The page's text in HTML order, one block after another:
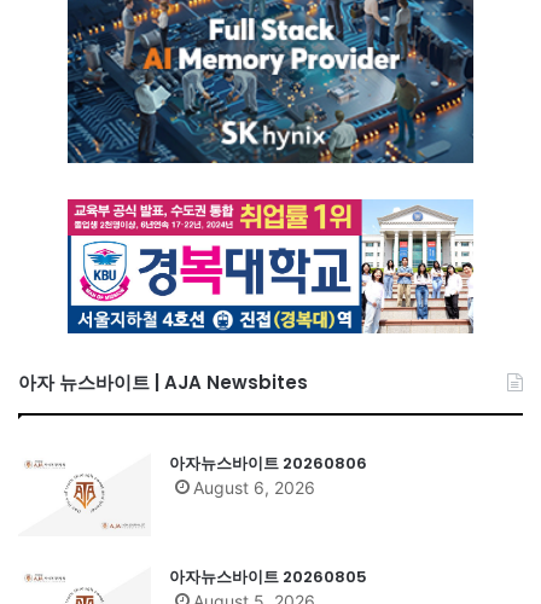
아자 뉴스바이트 | AJA Newsbites
아자뉴스바이트 20260806
August 6, 2026
아자뉴스바이트 20260805